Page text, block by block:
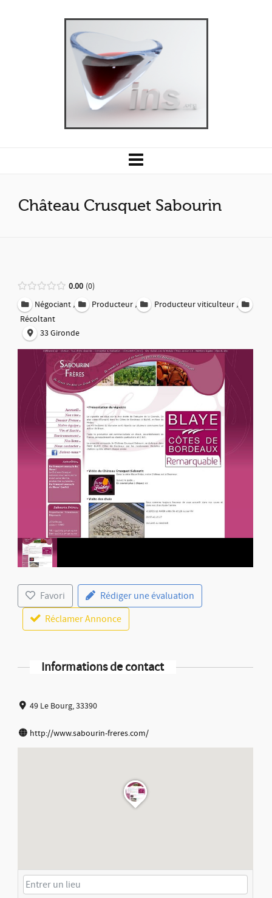
Château Crusquet Sabourin
0.00 0
Négociant , Producteur , Producteur viticulteur,
Récoltant
33 Gironde
Favori
Rédiger une évaluation
Réclamer Annonce
Informations de contact
49 Le Bourg, 33390
http://www.sabourin-freres.com/